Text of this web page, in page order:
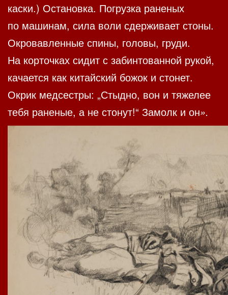
каски.) Остановка. Погрузка раненых
по машинам, сила воли сдерживает стоны.
Окровавленные спины, головы, груди.
На корточках сидит с забинтованной рукой,
качается как китайский божок и стонет.
Окрик медсестры: „Стыдно, вон и тяжелее
тебя раненые, а не стонут!“ Замолк и он».